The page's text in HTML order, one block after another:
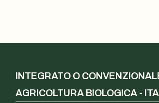
INTEGRATO O
AGRICOLTURA BIOLOGICA -